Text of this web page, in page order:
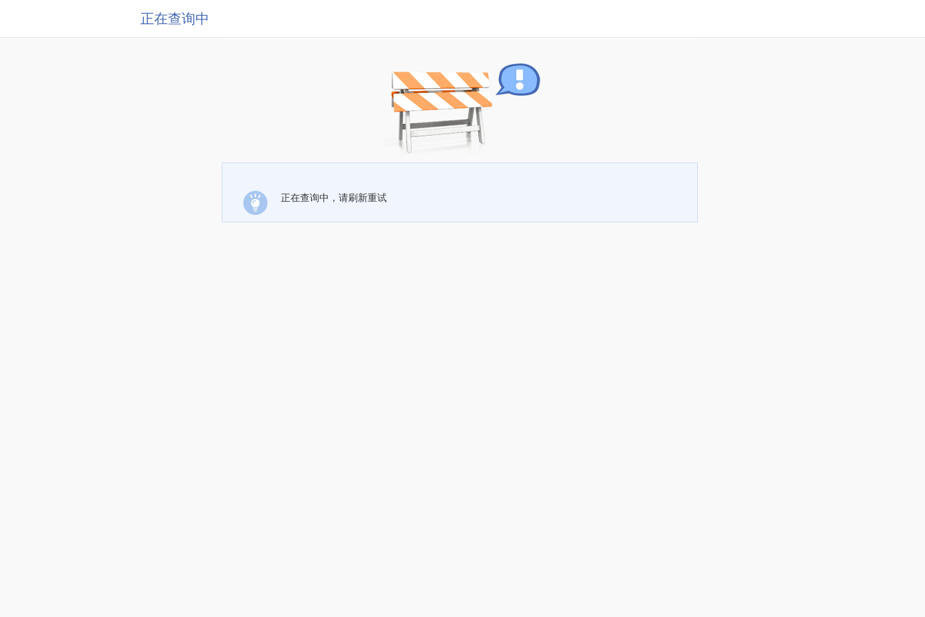
正在查询中
正在查询中，请刷新重试